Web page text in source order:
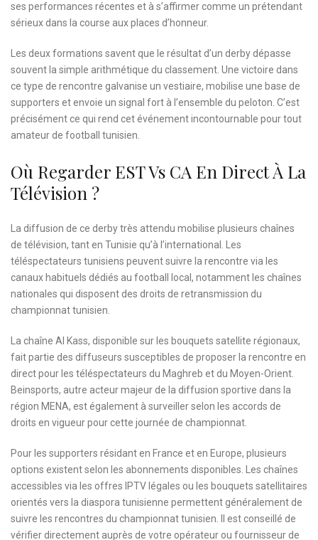
ses performances récentes et à s’affirmer comme un prétendant
sérieux dans la course aux places d’honneur.
Les deux formations savent que le résultat d’un derby dépasse
souvent la simple arithmétique du classement. Une victoire dans
ce type de rencontre galvanise un vestiaire, mobilise une base de
supporters et envoie un signal fort à l’ensemble du peloton. C’est
précisément ce qui rend cet événement incontournable pour tout
amateur de football tunisien.
Où Regarder EST Vs CA En Direct À La
Télévision ?
La diffusion de ce derby très attendu mobilise plusieurs chaînes
de télévision, tant en Tunisie qu’à l’international. Les
téléspectateurs tunisiens peuvent suivre la rencontre via les
canaux habituels dédiés au football local, notamment les chaînes
nationales qui disposent des droits de retransmission du
championnat tunisien.
La chaîne Al Kass, disponible sur les bouquets satellite régionaux,
fait partie des diffuseurs susceptibles de proposer la rencontre en
direct pour les téléspectateurs du Maghreb et du Moyen-Orient.
Beinsports, autre acteur majeur de la diffusion sportive dans la
région MENA, est également à surveiller selon les accords de
droits en vigueur pour cette journée de championnat.
Pour les supporters résidant en France et en Europe, plusieurs
options existent selon les abonnements disponibles. Les chaînes
accessibles via les offres IPTV légales ou les bouquets satellitaires
orientés vers la diaspora tunisienne permettent généralement de
suivre les rencontres du championnat tunisien. Il est conseillé de
vérifier directement auprès de votre opérateur ou fournisseur de